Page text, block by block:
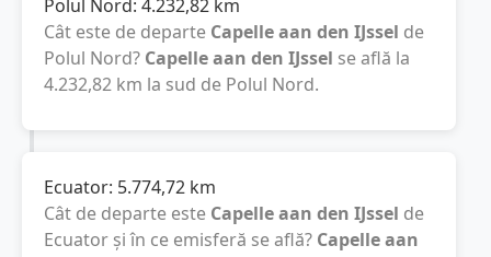
Polul Nord: 4.232,82 km
Cât este de departe Capelle aan den IJssel de
Polul Nord? Capelle aan den IJssel se află la
4.232,82 km la sud de Polul Nord.
Ecuator: 5.774,72 km
Cât de departe este Capelle aan den IJssel de
Ecuator și în ce emisferă se află? Capelle aan